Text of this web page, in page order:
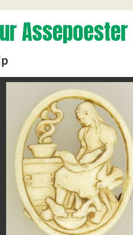
Assepoester